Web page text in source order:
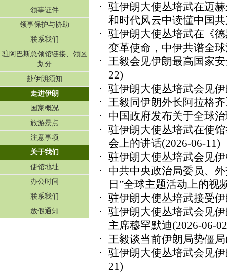
领事证件
领事保护与协助
联系我们
驻阿巴斯总领馆链接、领区
划分
赴伊朗须知
走进伊朗
国家概况
旅游景点
注意事项
关于我们
使馆地址
办公时间
联系我们
放假通知
驻伊朗大使丛培武在迈
和时代风云中读懂中国
驻伊朗大使丛培武在《
变革使命，中伊共谱全
王毅会见伊朗最高国家
22)
驻伊朗大使丛培武会见
王毅同伊朗外长阿拉格
中国政府发布关于全球
驻伊朗大使丛培武在使
会上的讲话(2026-06-11)
驻伊朗大使丛培武会见
中共中央政治局委员、
日”全球主题活动上的视
驻伊朗大使丛培武接受
驻伊朗大使丛培武会见
主席穆罕默迪(2026-06-
王毅谈当前伊朗局势僵局
驻伊朗大使丛培武会见
21)